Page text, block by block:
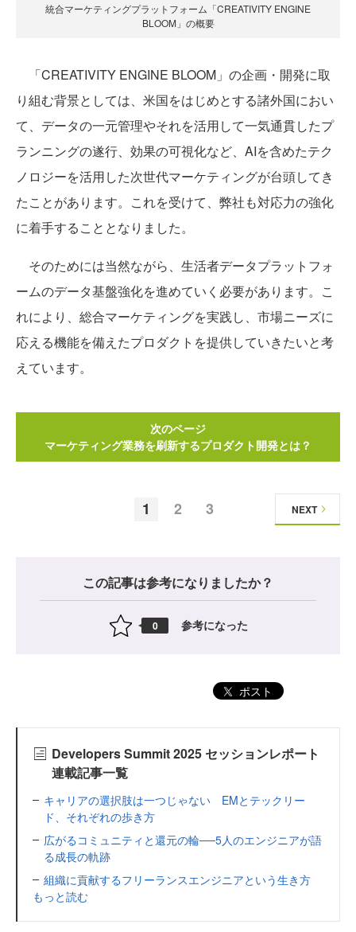
統合マーケティングプラットフォーム「CREATIVITY ENGINE
BLOOM」の概要
「CREATIVITY ENGINE BLOOM」の企画・開発に取
り組む背景としては、米国をはじめとする諸外国におい
て、データの一元管理やそれを活用して一気通貫したプ
ランニングの遂行、効果の可視化など、AIを含めたテク
ノロジーを活用した次世代マーケティングが台頭してき
たことがあります。これを受けて、弊社も対応力の強化
に着手することとなりました。
そのためには当然ながら、生活者データプラットフォ
ームのデータ基盤強化を進めていく必要があります。こ
れにより、総合マーケティングを実践し、市場ニーズに
応える機能を備えたプロダクトを提供していきたいと考
えています。
次のページ
マーケティング業務を刷新するプロダクト開発とは？
1 2 3 NEXT
この記事は参考になりましたか？
0 参考になった
ポスト
Developers Summit 2025 セッションレポート
連載記事一覧
キャリアの選択肢は一つじゃない EMとテックリー
ド、それぞれの歩き方
広がるコミュニティと還元の輪──5人のエンジニアが語
る成長の軌跡
組織に貢献するフリーランスエンジニアという生き方
もっと読む